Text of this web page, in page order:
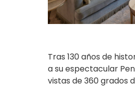
Tras 130 años de
a su espectacular
vistas de 360 grados